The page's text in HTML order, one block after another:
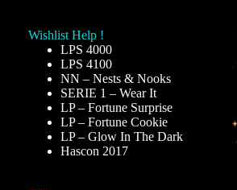
Wishlist Help !
LPS 4000
LPS 4100
NN – Nests & Nooks
SERIE 1 – Wear It
LP – Fortune Surprise
LP – Fortune Cookie
LP – Glow In The Dark
Hascon 2017